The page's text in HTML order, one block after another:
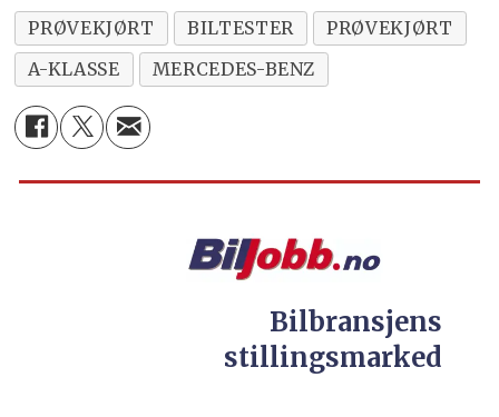
PRØVEKJØRT BILTESTER
PRØVEKJØRT
A-KLASSE
MERCEDES-BENZ
Bilbransjens
stillingsmarked